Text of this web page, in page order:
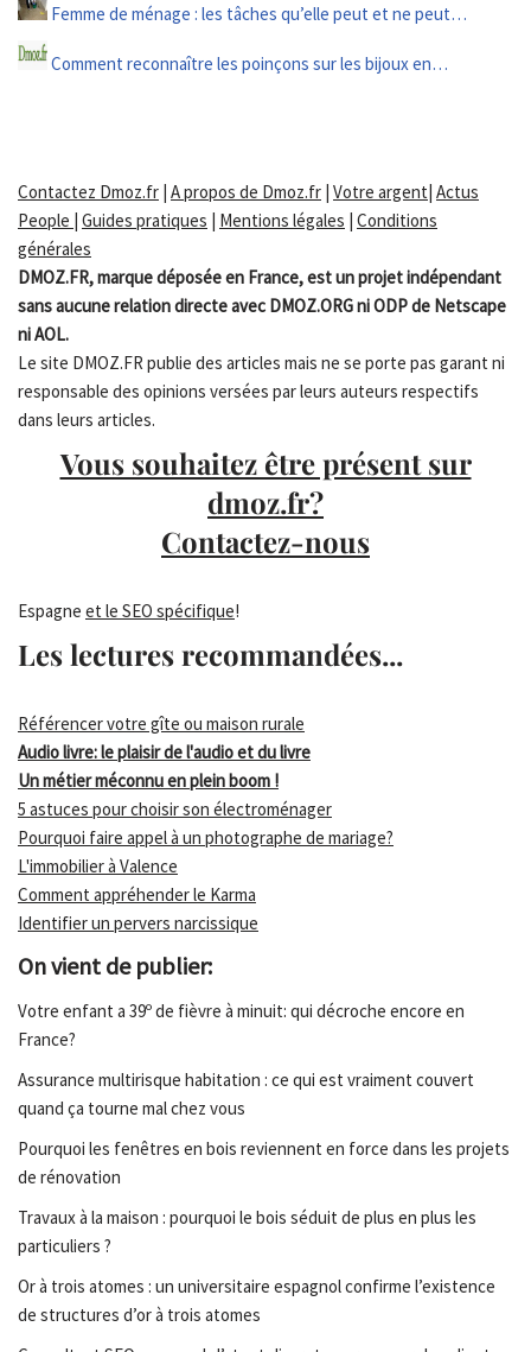
Femme de ménage : les tâches qu’elle peut et ne peut…
Comment reconnaître les poinçons sur les bijoux en…
Contactez Dmoz.fr | A propos de Dmoz.fr | Votre argent| Actus
People | Guides pratiques | Mentions légales | Conditions
générales
DMOZ.FR, marque déposée en France, est un projet indépendant
sans aucune relation directe avec DMOZ.ORG ni ODP de Netscape
ni AOL.
Le site DMOZ.FR publie des articles mais ne se porte pas garant ni
responsable des opinions versées par leurs auteurs respectifs
dans leurs articles.
Vous souhaitez être présent sur
dmoz.fr?
Contactez-nous
Espagne et le SEO spécifique!
Les lectures recommandées...
Référencer votre gîte ou maison rurale
Audio livre: le plaisir de l'audio et du livre
Un métier méconnu en plein boom !
5 astuces pour choisir son électroménager
Pourquoi faire appel à un photographe de mariage?
L'immobilier à Valence
Comment appréhender le Karma
Identifier un pervers narcissique
On vient de publier:
Votre enfant a 39º de fièvre à minuit: qui décroche encore en
France?
Assurance multirisque habitation : ce qui est vraiment couvert
quand ça tourne mal chez vous
Pourquoi les fenêtres en bois reviennent en force dans les projets
de rénovation
Travaux à la maison : pourquoi le bois séduit de plus en plus les
particuliers ?
Or à trois atomes : un universitaire espagnol confirme l’existence
de structures d’or à trois atomes